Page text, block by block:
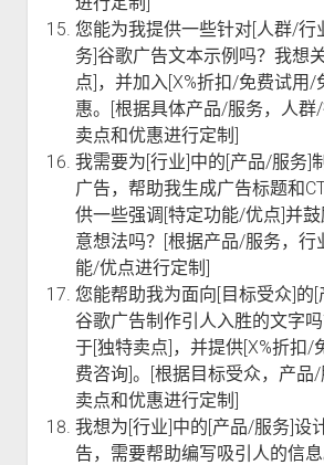
您能为我提供一些针对[人群/行
务]谷歌广告文本示例吗？我想
点]，并加入[X%折扣/免费试用/
惠。[根据具体产品/服务，人群
卖点和优惠进行定制]
我需要为[行业]中的[产品/服务]
广告，帮助我生成广告标题和
供一些强调[特定功能/优点]并鼓
意想法吗？[根据产品/服务，行
能/优点进行定制]
您能帮助我为面向[目标受众]的
谷歌广告制作引人入胜的文字
于[独特卖点]，并提供[X%折扣/
费咨询]。[根据目标受众，产品
卖点和优惠进行定制]
我想为[行业]中的[产品/服务]设
告，需要帮助编写吸引人的信